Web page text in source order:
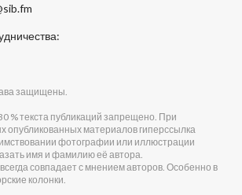
защищены.
% текста публикаций запрещено. При
опубликованных материалов гиперссылка
фотографии или иллюстрации
имя и фамилию её автора.
совпадает с мнением авторов. Особенно в
колонки.